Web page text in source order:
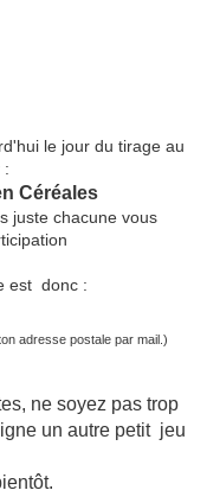
le jour du tirage au
:
Céréales
juste chacune vous
est donc :
adresse postale par mail.)
ne soyez pas trop
un autre petit jeu